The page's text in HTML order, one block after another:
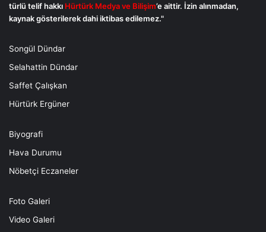
türlü telif hakkı Hürtürk Medya ve Bilişim’e aittir. İzin alınmadan,
kaynak gösterilerek dahi iktibas edilemez."
Songül Dündar
Selahattin Dündar
Saffet Çalışkan
Hürtürk Ergüner
Biyografi
Hava Durumu
Nöbetçi Eczaneler
Foto Galeri
Video Galeri